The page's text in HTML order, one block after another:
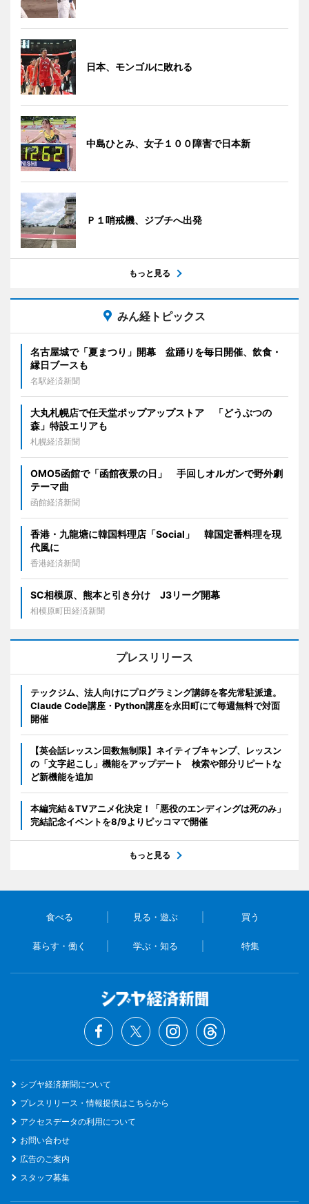
日本、モンゴルに敗れる
中島ひとみ、女子１００障害で日本新
Ｐ１哨戒機、ジブチへ出発
もっと見る
みん経トピックス
名古屋城で「夏まつり」開幕 盆踊りを毎日開催、飲食・
縁日ブースも
名駅経済新聞
大丸札幌店で任天堂ポップアップストア 「どうぶつの
森」特設エリアも
札幌経済新聞
OMO5函館で「函館夜景の日」 手回しオルガンで野外劇
テーマ曲
函館経済新聞
香港・九龍塘に韓国料理店「Social」 韓国定番料理を現
代風に
香港経済新聞
SC相模原、熊本と引き分け J3リーグ開幕
相模原町田経済新聞
プレスリリース
テックジム、法人向けにプログラミング講師を客先常駐派遣。
Claude Code講座・Python講座を永田町にて毎週無料で対面
開催
【英会話レッスン回数無制限】ネイティブキャンプ、レッスン
の「文字起こし」機能をアップデート 検索や部分リピートな
ど新機能を追加
本編完結＆TVアニメ化決定！「悪役のエンディングは死のみ」
完結記念イベントを8/9よりピッコマで開催
もっと見る
食べる 見る・遊ぶ 買う
暮らす・働く 学ぶ・知る 特集
シブヤ経済新聞について
プレスリリース・情報提供はこちらから
アクセスデータの利用について
お問い合わせ
広告のご案内
スタッフ募集